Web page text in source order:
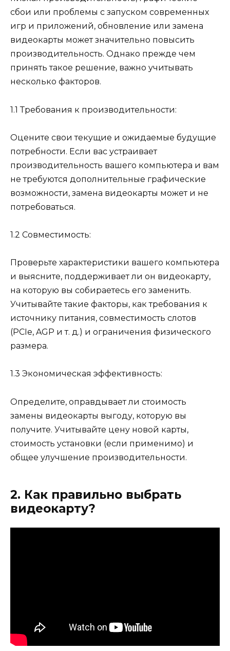
сбои или проблемы с запуском современных
игр и приложений, обновление или замена
видеокарты может значительно повысить
производительность. Однако прежде чем
принять такое решение, важно учитывать
несколько факторов.
1.1 Требования к производительности:
Оцените свои текущие и ожидаемые будущие
потребности. Если вас устраивает
производительность вашего компьютера и вам
не требуются дополнительные графические
возможности, замена видеокарты может и не
потребоваться.
1.2 Совместимость:
Проверьте характеристики вашего компьютера
и выясните, поддерживает ли он видеокарту,
на которую вы собираетесь его заменить.
Учитывайте такие факторы, как требования к
источнику питания, совместимость слотов
(PCIe, AGP и т. д.) и ограничения физического
размера.
1.3 Экономическая эффективность:
Определите, оправдывает ли стоимость
замены видеокарты выгоду, которую вы
получите. Учитывайте цену новой карты,
стоимость установки (если применимо) и
общее улучшение производительности.
2. Как правильно выбрать
видеокарту?